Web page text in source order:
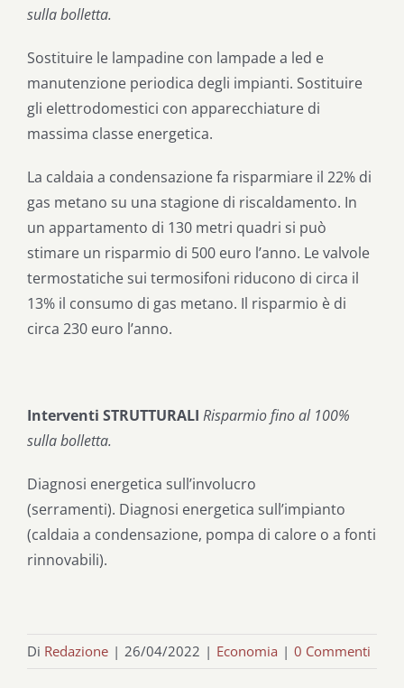
sullabolletta.
Sostituire le lampadine con lampade a led e
manutenzione periodica degli impianti. Sostituire
gli elettrodomestici con apparecchiature di
massima classe energetica.
La caldaia a condensazione fa risparmiare il 22% di
gas metano su una stagione di riscaldamento. In
un appartamento di 130 metri quadri si può
stimare un risparmio di 500 euro l’anno. Le valvole
termostatiche sui termosifoni riducono di circa il
13% il consumo di gas metano. Il risparmio è di
circa 230 euro l’anno.
Interventi STRUTTURALI Risparmiofino al 100%
sullabolletta.
Diagnosi energetica sull’involucro
(serramenti). Diagnosi energetica sull’impianto
(caldaia a condensazione, pompa di calore o a fonti
rinnovabili).
Di Redazione | 26/04/2022 | Economia | 0 Commenti